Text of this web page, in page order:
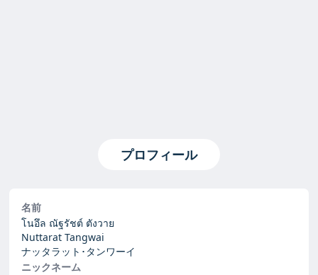
プロフィール
名前
โนอึล ณัฐรัชต์ ตังวาย
Nuttarat Tangwai
ナッタラット･タンワーイ
ニックネーム